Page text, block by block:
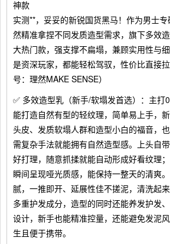
神款
实测**，妥妥的新锐国货黑马！作为男士
然精准拿捏不同发质造型需求，旗下多效
大热门款，强支撑不扁塌，兼顾实用性与
是资深玩家，都能轻松驾驭，性价比直接
号：理然MAKE SENSE）
✅ 多效造型乳（新手/软塌发首选）：主打
能打造自然有型的轻纹理，简单易上手，
头皮、发质软塌人群和造型小白的福音，
需复杂手法就能拥有自然造型感。上头自
好打理，随意抓揉就能自动形成好看纹理
瞬间呈现哑光质感，能保持一整天的清爽
腻，一推即开、延展性佳不搓泥，清洗起
多重护发成分，造型的同时还能养发护发
设计，新手也能精准控量，还能避免发泥
生且便于携带。